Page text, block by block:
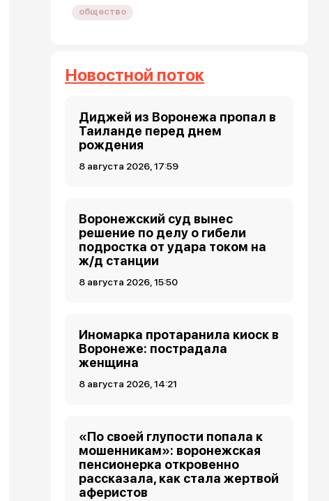
общество
Новостной поток
Диджей из Воронежа пропал в
Таиланде перед днем
рождения
8 августа 2026, 17:59
Воронежский суд вынес
решение по делу о гибели
подростка от удара током на
ж/д станции
8 августа 2026, 15:50
Иномарка протаранила киоск в
Воронеже: пострадала
женщина
8 августа 2026, 14:21
«По своей глупости попала к
мошенникам»: воронежская
пенсионерка откровенно
рассказала, как стала жертвой
аферистов